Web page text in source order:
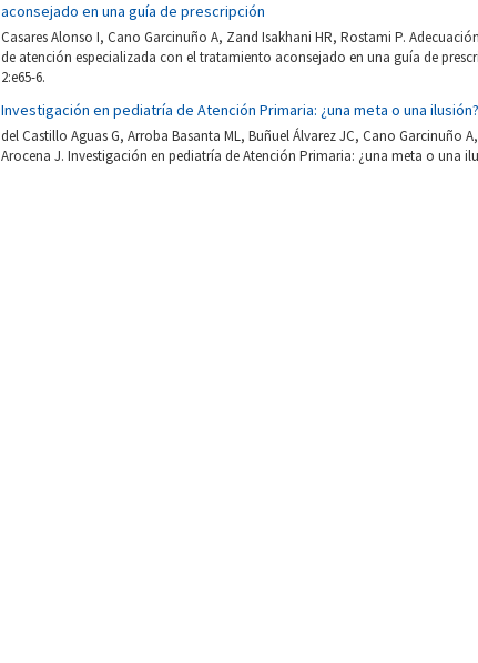
aconsejado en una guía de prescripción
Casares Alonso I, Cano Garcinuño A, Zand Isakhani HR, Rostami P.
de atención especializada con el tratamiento aconsejado en una guía de
2:e65-6.
Investigación en pediatría de Atención Primaria: ¿una meta o una ilusión?
del Castillo Aguas G, Arroba Basanta ML, Buñuel Álvarez JC, Cano Garcinuño
Arocena J. Investigación en pediatría de Atención Primaria: ¿una meta o una